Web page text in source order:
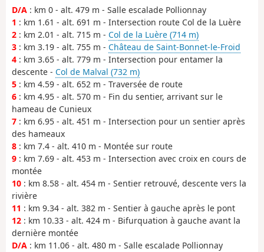
D/A : km 0 - alt. 479 m - Salle escalade Pollionnay
1 : km 1.61 - alt. 691 m - Intersection route Col de la Luère
2 : km 2.01 - alt. 715 m - Col de la Luère (714 m)
3 : km 3.19 - alt. 755 m - Château de Saint-Bonnet-le-Froid
4 : km 3.65 - alt. 779 m - Intersection pour entamer la
descente - Col de Malval (732 m)
5 : km 4.59 - alt. 652 m - Traversée de route
6 : km 4.95 - alt. 570 m - Fin du sentier, arrivant sur le
hameau de Cunieux
7 : km 6.95 - alt. 451 m - Intersection pour un sentier après
des hameaux
8 : km 7.4 - alt. 410 m - Montée sur route
9 : km 7.69 - alt. 453 m - Intersection avec croix en cours de
montée
10 : km 8.58 - alt. 454 m - Sentier retrouvé, descente vers la
rivière
11 : km 9.34 - alt. 382 m - Sentier à gauche après le pont
12 : km 10.33 - alt. 424 m - Bifurquation à gauche avant la
dernière montée
D/A : km 11.06 - alt. 480 m - Salle escalade Pollionnay